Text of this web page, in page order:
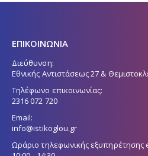
ΕΠΙΚΟΙΝΩΝΙΑ
Διεύθυνση:
Εθνικής Αντιστάσεως 27 &
Τηλέφωνο επικοινωνίας:
2316 072 720
Email:
info@istikoglou.gr
Ωράριο τηλεφωνικής εξυπηρέτησης